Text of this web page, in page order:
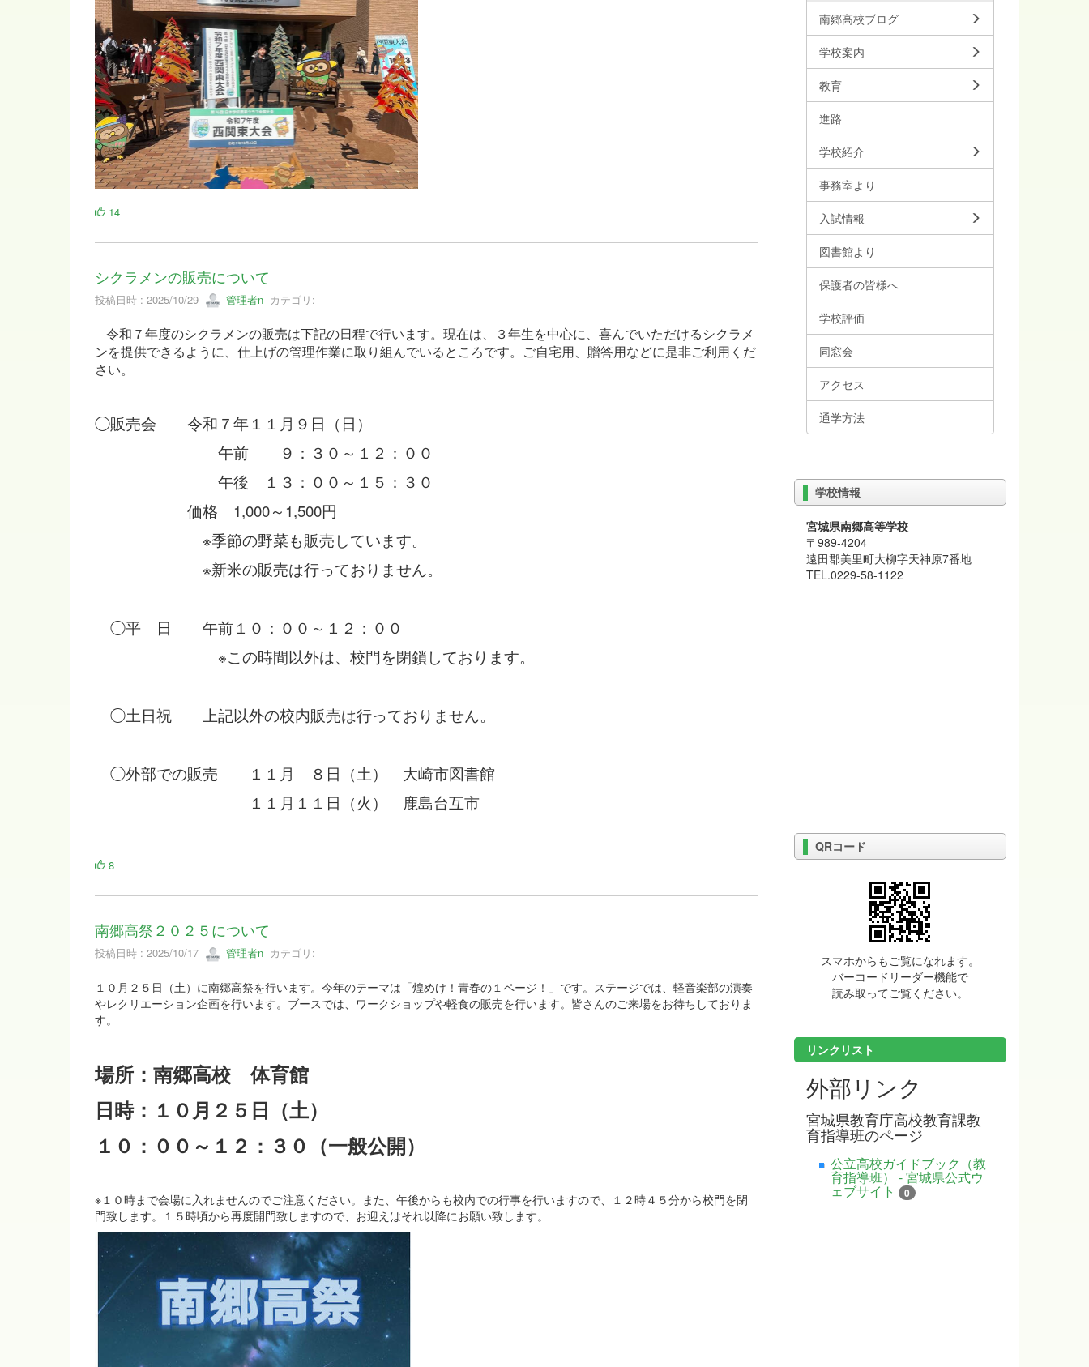
14
シクラメンの販売について
投稿日時 : 2025/10/29 管理者n カテゴリ:
令和７年度のシクラメンの販売は下記の日程で行います。現在は、３年生を中心に、喜んでいただけるシクラメ
ンを提供できるように、仕上げの管理作業に取り組んでいるところです。ご自宅用、贈答用などに是非ご利用くだ
さい。
◯販売会 令和７年１１月９日（日）
午前 ９：３０～１２：００
午後 １３：００～１５：３０
価格 1,000～1,500円
※季節の野菜も販売しています。
※新米の販売は行っておりません。
◯平 日 午前１０：００～１２：００
※この時間以外は、校門を閉鎖しております。
◯土日祝 上記以外の校内販売は行っておりません。
◯外部での販売 １１月 ８日（土） 大崎市図書館
１１月１１日（火） 鹿島台互市
8
南郷高祭２０２５について
投稿日時 : 2025/10/17 管理者n カテゴリ:
１０月２５日（土）に南郷高祭を行います。今年のテーマは「煌めけ！青春の１ページ！」です。ステージでは、軽音楽部の演奏
やレクリエーション企画を行います。ブースでは、ワークショップや軽食の販売を行います。皆さんのご来場をお待ちしておりま
す。
場所：南郷高校 体育館
日時：１０月２５日（土）
１０：００～１２：３０（一般公開）
※１０時まで会場に入れませんのでご注意ください。また、午後からも校内での行事を行いますので、１２時４５分から校門を閉
門致します。１５時頃から再度開門致しますので、お迎えはそれ以降にお願い致します。
南郷高校ブログ
学校案内
教育
進路
学校紹介
事務室より
入試情報
図書館より
保護者の皆様へ
学校評価
同窓会
アクセス
通学方法
学校情報
宮城県南郷高等学校
〒989-4204
遠田郡美里町大柳字天神原7番地
TEL.0229-58-1122
QRコード
スマホからもご覧になれます。
バーコードリーダー機能で
読み取ってご覧ください。
リンクリスト
外部リンク
宮城県教育庁高校教育課教
育指導班のページ
公立高校ガイドブック（教
育指導班） - 宮城県公式ウ
ェブサイト 0